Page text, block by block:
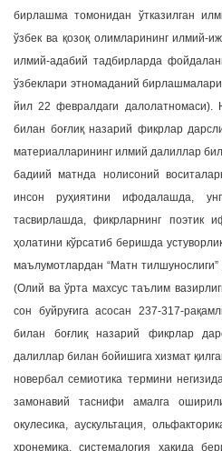
бирлашма томонидан ўтказилган
ўзбек ва қозоқ олимларининг илмий-
илмий-адабий тадбирларда
ўзбеклари этномаданий
йил 22 февралдаги далолатномаси).
билан боғлиқ назарий фикрлар
материалларининг илмий далиллар
бадиий матнда нолисоний
инсон руҳиятини ифодалашда,
тасвирлашда, фикрларнинг поэтик
ҳолатини кўрсатиб беришда
маълумотлардан “Матн
(Олий ва ўрта махсус таълим
сон буйруғига асосан 237-317-
билан боғлиқ назарий фикрлар
далиллар билан бойишига хизмат
новербал семиотика термини
замонавий таснифи амалга
окулесика, аускультация,
хронемика, системалогия ҳақида